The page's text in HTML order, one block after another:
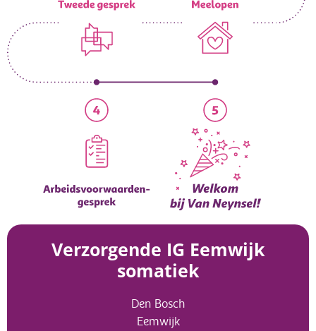
Verzorgende IG Eemwijk
somatiek
Den Bosch
Eemwijk